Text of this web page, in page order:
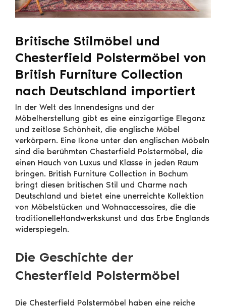
Britische Stilmöbel und
Chesterfield Polstermöbel von
British Furniture Collection
nach Deutschland importiert
In der Welt des Innendesigns und der
Möbelherstellung gibt es eine einzigartige Eleganz
und zeitlose Schönheit, die englische Möbel
verkörpern. Eine Ikone unter den englischen Möbeln
sind die berühmten Chesterfield Polstermöbel, die
einen Hauch von Luxus und Klasse in jeden Raum
bringen. British Furniture Collection in Bochum
bringt diesen britischen Stil und Charme nach
Deutschland und bietet eine unerreichte Kollektion
von Möbelstücken und Wohnaccessoires, die die
traditionelleHandwerkskunst und das Erbe Englands
widerspiegeln.
Die Geschichte der
Chesterfield Polstermöbel
Die Chesterfield Polstermöbel haben eine reiche